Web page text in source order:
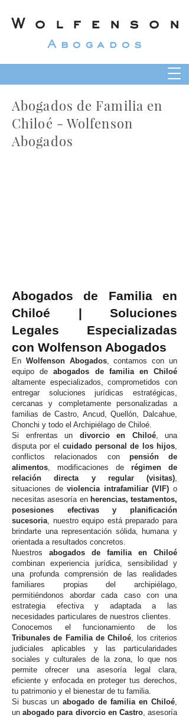
Wolfenson
Abogados
Abogados de Familia en
Chiloé - Wolfenson
Abogados
Abogados de Familia en
Chiloé | Soluciones
Legales Especializadas
con Wolfenson Abogados
En Wolfenson Abogados, contamos con un
equipo deabogados de familia en Chiloé
altamente especializados, comprometidos con
entregar soluciones jurídicas estratégicas,
cercanas y completamente personalizadas a
familias de Castro, Ancud, Quellón, Dalcahue,
Chonchi y todo el Archipiélago de Chiloé.
Si enfrentas un divorcio en Chiloé, una
disputa por el cuidado personal de los hijos,
conflictos relacionados con pensión de
alimentos, modificaciones de régimen de
relación directa y regular (visitas),
situaciones deviolencia intrafamiliar (VIF) o
necesitas asesoría en herencias, testamentos,
posesiones efectivas y planificación
sucesoria, nuestro equipo está preparado para
brindarte una representación sólida, humana y
orientada a resultados concretos.
Nuestros abogados de familia en Chiloé
combinan experiencia jurídica, sensibilidad y
una profunda comprensión de las realidades
familiares propias del archipiélago,
permitiéndonos abordar cada caso con una
estrategia efectiva y adaptada a las
necesidades particulares de nuestros clientes.
Conocemos el funcionamiento de los
Tribunales de Familia de Chiloé, los criterios
judiciales aplicables y las particularidades
sociales y culturales de la zona, lo que nos
permite ofrecer una asesoría legal clara,
eficiente y enfocada en proteger tus derechos,
tu patrimonio y el bienestar de tu familia.
Si buscas un abogado de familia en Chiloé,
unabogado para divorcio en Castro, asesoría